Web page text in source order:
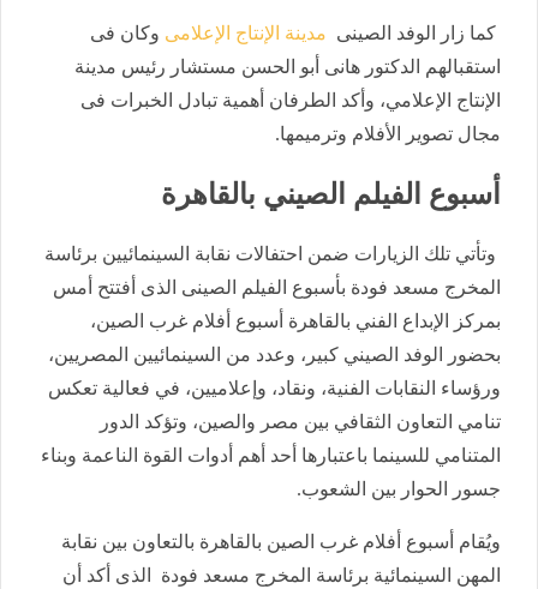
كما زار الوفد الصينى مدينة الإنتاج الإعلامى وكان فى
استقبالهم الدكتور هانى أبو الحسن مستشار رئيس مدينة
الإنتاج الإعلامي، وأكد الطرفان أهمية تبادل الخبرات فى
مجال تصوير الأفلام وترميمها.
أسبوع الفيلم الصيني بالقاهرة
وتأتي تلك الزيارات ضمن احتفالات نقابة السينمائيين برئاسة
المخرج مسعد فودة بأسبوع الفيلم الصينى الذى أفتتح أمس
بمركز الإبداع الفني بالقاهرة أسبوع أفلام غرب الصين،
بحضور الوفد الصيني كبير، وعدد من السينمائيين المصريين،
ورؤساء النقابات الفنية، ونقاد، وإعلاميين، في فعالية تعكس
تنامي التعاون الثقافي بين مصر والصين، وتؤكد الدور
المتنامي للسينما باعتبارها أحد أهم أدوات القوة الناعمة وبناء
جسور الحوار بين الشعوب.
ويُقام أسبوع أفلام غرب الصين بالقاهرة بالتعاون بين نقابة
المهن السينمائية برئاسة المخرج مسعد فودة الذى أكد أن